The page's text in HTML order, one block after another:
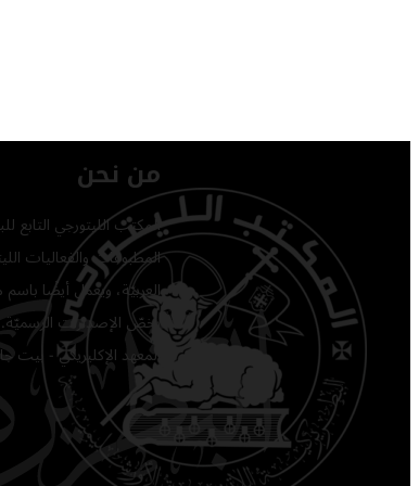
من نحن
المكتب الليتورجي التابع
المطبوعات والفعاليات
العربيّة، ويعمل أيضًا
يخصّ الإصدارات
المعهد الإكليريكي - بيت